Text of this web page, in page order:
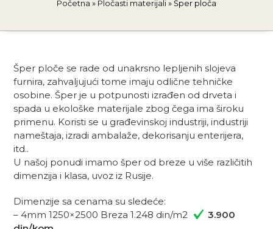
Početna » Pločasti materijali»Šper ploča
Šper ploče se rade od unakrsno lepljenih slojeva
furnira, zahvaljujući tome imaju odlične tehničke
osobine. Šper je u potpunosti izrađen od drveta i
spada u ekološke materijale zbog čega ima široku
primenu. Koristi se u građevinskoj industriji, industriji
nameštaja, izradi ambalaže, dekorisanju enterijera,
itd..
U našoj ponudi imamo šper od breze u više različitih
dimenzija i klasa, uvoz iz Rusije.
Dimenzije sa cenama su sledeće:
– 4mm 1250×2500 Breza 1.248 din/m2
3.900